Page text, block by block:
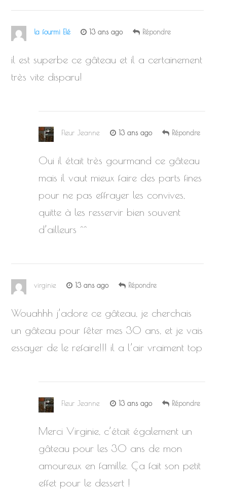
la fourmi Elé 13 ans ago Répondre
il est superbe ce gâteau et il a certainement
très vite disparu!
Fleur Jeanne 13 ans ago Répondre
Oui il était très gourmand ce gâteau
mais il vaut mieux faire des parts fines
pour ne pas effrayer les convives,
quitte à les resservir bien souvent
d’ailleurs ^^
virginie 13 ans ago Répondre
Wouahhh j’adore ce gâteau, je cherchais
un gâteau pour fêter mes 30 ans, et je vais
essayer de le refaire!!! il a l’air vraiment top
Fleur Jeanne 13 ans ago Répondre
Merci Virginie, c’était également un
gâteau pour les 30 ans de mon
amoureux en famille. Ça fait son petit
effet pour le dessert !